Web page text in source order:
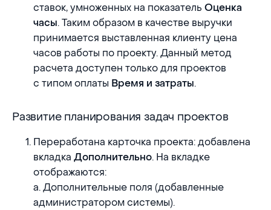
ставок, умноженных на показательОценка
часы. Таким образом в качестве выручки
принимается выставленная клиенту цена
часов работы по проекту. Данный метод
расчета доступен только для проектов
с типом оплаты Время и затраты.
Развитие планирования задач проектов
Развитие планирования задач проектов
Переработана карточка проекта: добавлена
вкладкаДополнительно. На вкладке
отображаются:
a. Дополнительные поля (добавленные
администратором системы).